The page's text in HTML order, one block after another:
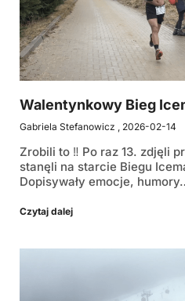
Walentynkowy Bieg
Gabriela Stefanowicz 2026-02-14
Zrobili to ‼️ Po raz 13. zdjęli
stanęli na starcie Biegu
Dopisywały emocje,
Czytaj dalej